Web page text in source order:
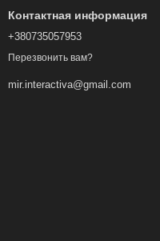
Контактная информация
+380735057953
Перезвонить вам?
mir.interactiva@gmail.com